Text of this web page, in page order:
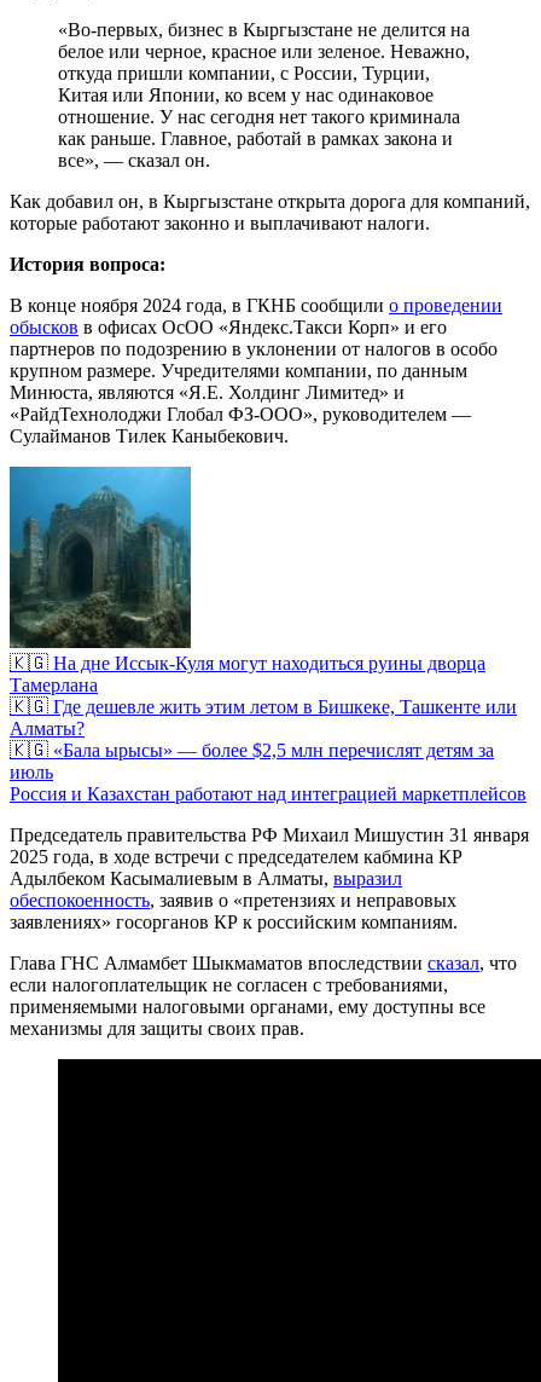
«Во-первых, бизнес в Кыргызстане не делится на
белое или черное, красное или зеленое. Неважно,
откуда пришли компании, с России, Турции,
Китая или Японии, ко всем у нас одинаковое
отношение. У нас сегодня нет такого криминала
как раньше. Главное, работай в рамках закона и
все», — сказал он.
Как добавил он, в Кыргызстане открыта дорога для компаний,
которые работают законно и выплачивают налоги.
История вопроса:
В конце ноября 2024 года, в ГКНБ сообщили о проведении
обысков в офисах ОсОО «Яндекс.Такси Корп» и его
партнеров по подозрению в уклонении от налогов в особо
крупном размере. Учредителями компании, по данным
Минюста, являются «Я.Е. Холдинг Лимитед» и
«РайдТехнолоджи Глобал ФЗ-ООО», руководителем —
Сулайманов Тилек Каныбекович.
🇰🇬 На дне Иссык-Куля могут находиться руины дворца
Тамерлана
🇰🇬 Где дешевле жить этим летом в Бишкеке, Ташкенте или
Алматы?
🇰🇬 «Бала ырысы» — более $2,5 млн перечислят детям за
июль
Россия и Казахстан работают над интеграцией маркетплейсов
Председатель правительства РФ Михаил Мишустин 31 января
2025 года, в ходе встречи с председателем кабмина КР
Адылбеком Касымалиевым в Алматы, выразил
обеспокоенность, заявив о «претензиях и неправовых
заявлениях» госорганов КР к российским компаниям.
Глава ГНС Алмамбет Шыкмаматов впоследствии сказал, что
если налогоплательщик не согласен с требованиями,
применяемыми налоговыми органами, ему доступны все
механизмы для защиты своих прав.